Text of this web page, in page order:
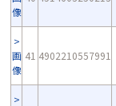
像
画
像
41 4902210557991